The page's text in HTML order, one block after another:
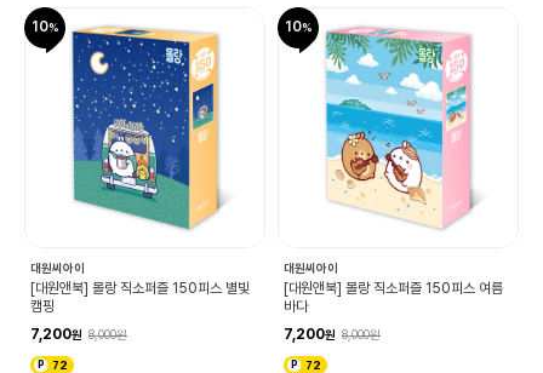
10
대원씨아이
[대원앤북] 몰랑 직소퍼즐 150피스 별빛
캠핑
7,200
8,000
72
10
대원씨아이
[대원앤북] 몰랑 직소퍼즐 150피스 여름
바다
7,200
8,000
72